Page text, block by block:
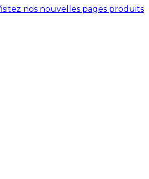
nos nouvelles pages produits